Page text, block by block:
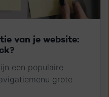
van je website:
een populaire
grote